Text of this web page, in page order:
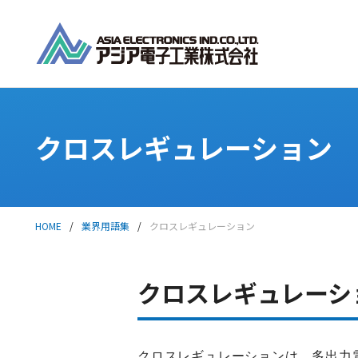
クロスレギュレーション
HOME / 業界用語集 / クロスレギュレーション
クロスレギュレー